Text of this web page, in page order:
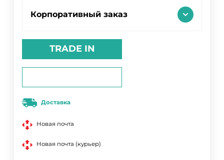
Корпоративный заказ
TRADE IN
Доставка
Новая почта
Новая почта (курьер)